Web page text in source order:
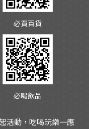
必買百貨
必喝飲品
活動，吃喝玩樂一應